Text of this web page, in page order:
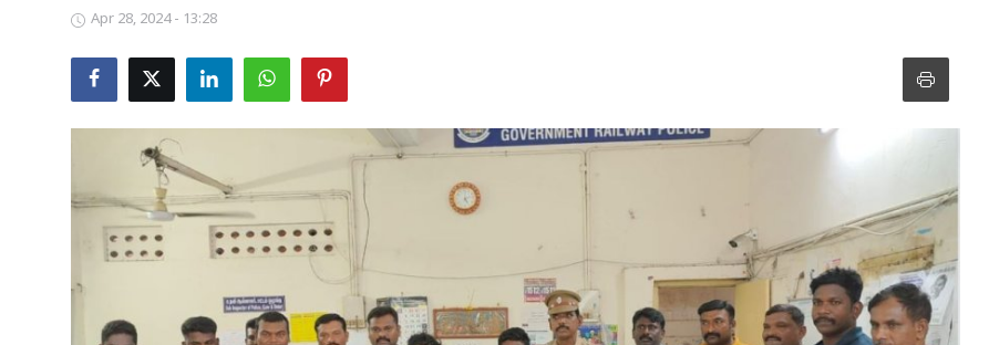
Business
Tamilnadu
Spirituality
Apr 28, 2024 - 13:28